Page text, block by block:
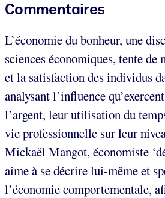
Commentaires
L’économie du bonheur, une
sciences économiques, tente de
et la satisfaction des individus
analysant l’influence
l’argent, leur utilisation du
vie professionnelle sur leur
Mickaël Mangot, économiste
aime à se décrire lui-même et
l’économie comportementale,